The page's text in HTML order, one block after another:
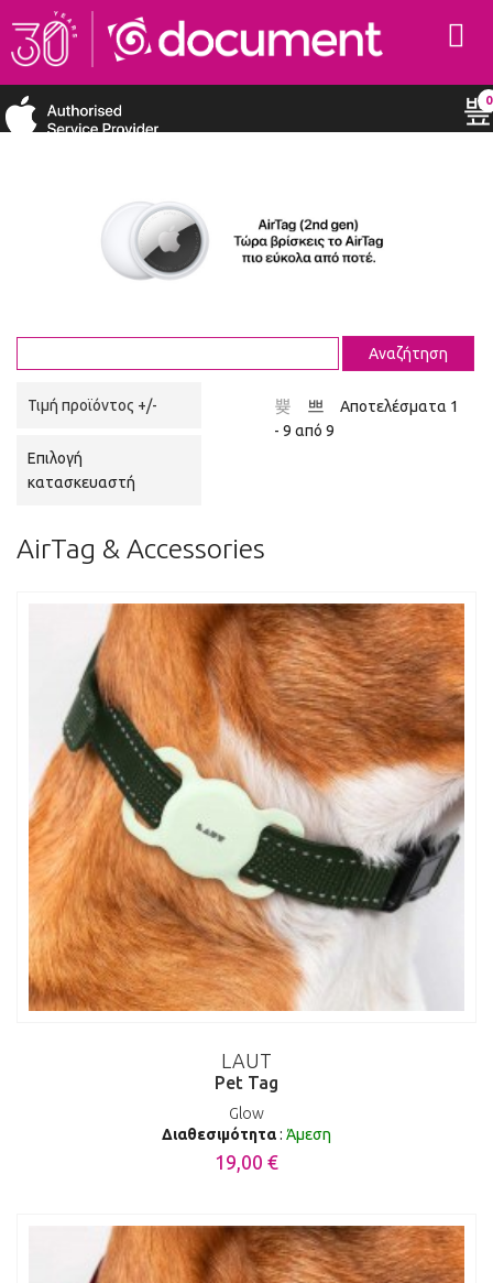
0
Τιμή προϊόντος +/-
Επιλογή
κατασκευαστή
Αποτελέσματα 1
- 9 από 9
AirTag & Accessories
LAUT
Pet Tag
Glow
Διαθεσιμότητα: Άμεση
19,00 €